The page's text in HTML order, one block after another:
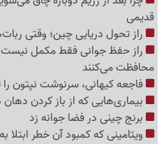
قدیمی
راز تحول دریایی چین؛ وقتی
راز حفظ جوانی فقط مکمل
محافظت می‌کنند
فاجعه کیهانی، سرنوشت نپتون را
بیماری‌هایی که از باز کردن
برنج چینی در فضا جوانه زد
ویتامینی که کمبود آن خطر